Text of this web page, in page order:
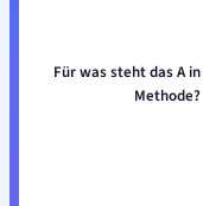
Für was steht das A in
Methode?